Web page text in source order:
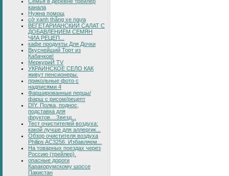
канала
Нужна помощ
cờ xanh thắng xe ngựa
ВЕГЕТАРИАНСКИЙ САЛАТ С
ДОБАВЛЕНИЕМ СЕМЯН
ЧИА РЕЦЕП...
кафе продукты Для Дочки
Вкуснейший Торт из
Кабачков!
МеркуриЙ TV
УКРАИНСКОЕ СЕЛО КАК
живут пенсионеры.
прикольные фото с
надписями 4
Фаршированные перцы/
фарш с рисом/рецепт
DIY. Полка, поднос,
подставка для
фруктов....Звезд...
Тест очистителей воздуха:
какой лучше для аллергик...
Обзор очистителя воздуха
Philips AC3256. Избавляем...
На товарных поездах через
Россию (трейлер).
опасные дороги
Каракорумскому шоссе
Пакистан